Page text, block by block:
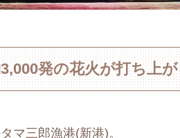
発の花火が打ち上が
マ三郎漁港(新港)。